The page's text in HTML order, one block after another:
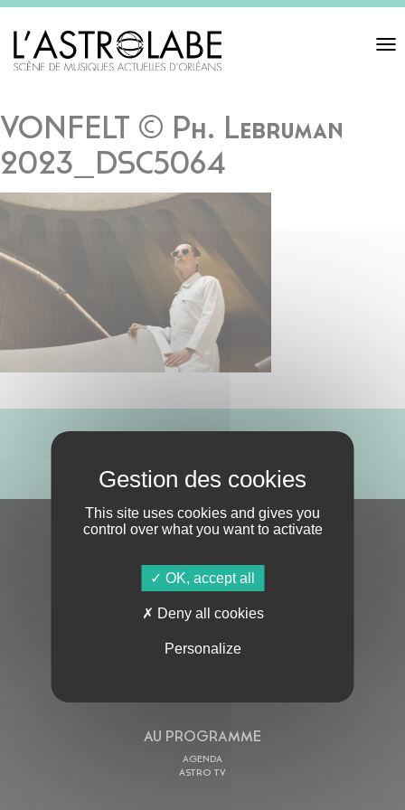
Toggle
VONFELT © Ph. Lebruman
2023_DSC5064
S'ABONNER À LA NEWSLETTER
AU PROGRAMME
AGENDA
ASTRO TV
This site uses cookies and gives you
control over what you want to activate
OK, accept all
Deny all cookies
Personalize